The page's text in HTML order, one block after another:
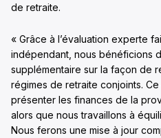
de retraite.
« Grâce à l’évaluation experte
indépendant, nous bénéficions
supplémentaire sur la façon de
régimes de retraite conjoints.
présenter les finances de la
alors que nous travaillons à
Nous ferons une mise à jour